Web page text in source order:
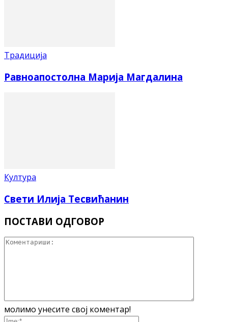
Традиција
Равноапостолна Марија Магдалина
Култура
Свети Илија Тесвићанин
ПОСТАВИ ОДГОВОР
молимо унесите свој коментар!